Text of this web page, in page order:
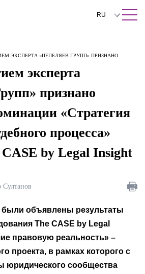
Закрыть
RU
中文
Italiano
Español
Français
ЭКСПЕРТА «ПЕПЕЛЯЕВ ГРУПП» ПРИЗНАНО
эксперта
признано
«Стратегия
процесса»
by Legal Insight
Султанов
были объявлены результаты
The CASE by Legal
правовую реальность» –
проекта, в рамках которого с
юридического сообщества